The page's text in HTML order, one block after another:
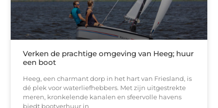
Verken de prachtige omgeving van Heeg; huur
een boot
Heeg, een charmant dorp in het hart van Friesland, is
dé plek voor waterliefhebbers. Met zijn uitgestrekte
meren, kronkelende kanalen en sfeervolle havens
biedt bootverhuur in